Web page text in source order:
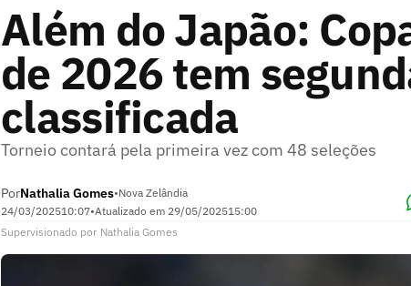
Além do Japão:
de 2026 tem
classificada
Torneio contará pela primeira vez com 48 seleções
PorNathalia Gomes•Nova Zelândia
24/03/202510:07•Atualizado em 29/05/202515:00
Supervisionado por Nathalia Gomes